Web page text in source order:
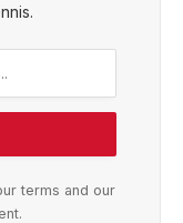
terms and our